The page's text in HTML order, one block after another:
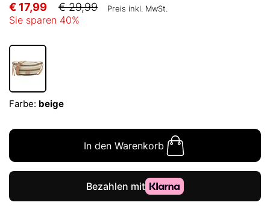
€ 17,99 € 29,99 Preis inkl. MwSt.
Sie sparen 40%
Farbe: beige
In den Warenkorb